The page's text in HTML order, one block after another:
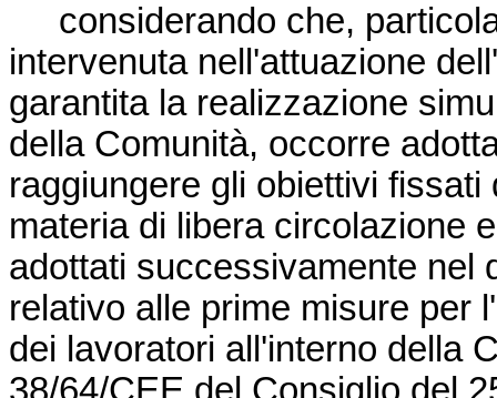
considerando che,
intervenuta nell'attuazione
garantita la realizzazione
della Comunità, occorre
raggiungere gli obiettivi
materia di libera circolazione
adottati successivamente nel
relativo alle prime misure per
dei lavoratori all'interno della